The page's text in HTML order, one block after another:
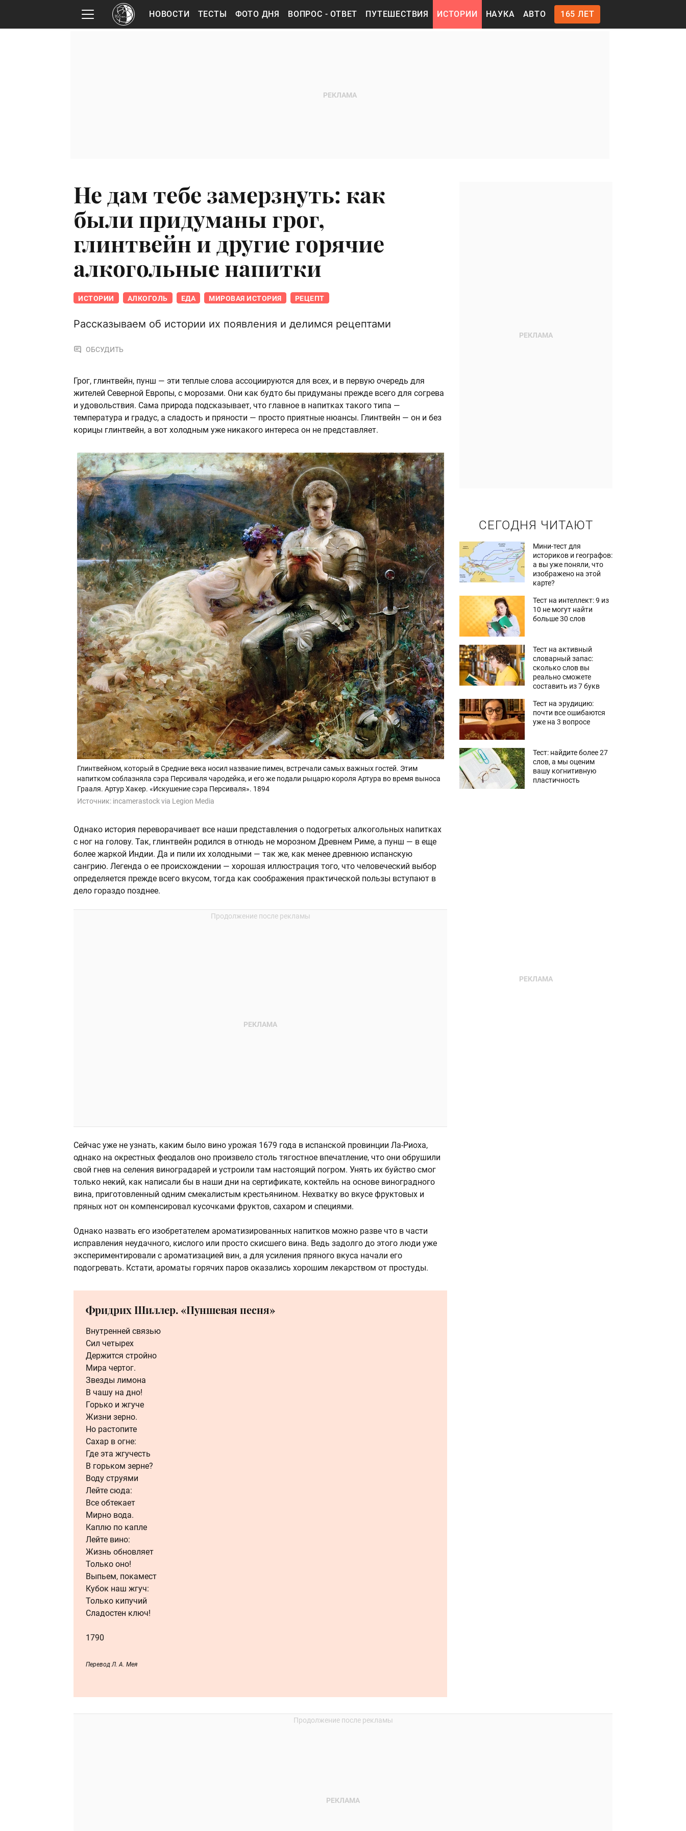
НОВОСТИ ТЕСТЫ ФОТО ДНЯ ВОПРОС - ОТВЕТ ПУТЕШЕСТВИЯ ИСТОРИИ НАУКА АВТО 165 ЛЕТ
Не дам тебе замерзнуть: как
были придуманы грог,
глинтвейн и другие горячие
алкогольные напитки
ИСТОРИИ АЛКОГОЛЬ ЕДА МИРОВАЯ ИСТОРИЯ РЕЦЕПТ
Рассказываем об истории их появления и делимся рецептами
ОБСУДИТЬ
Грог, глинтвейн, пунш — эти теплые слова ассоциируются для всех, и в первую очередь для
жителей Северной Европы, с морозами. Они как будто бы придуманы прежде всего для согрева
и удовольствия. Сама природа подсказывает, что главное в напитках такого типа —
температура и градус, а сладость и пряности — просто приятные нюансы. Глинтвейн — он и без
корицы глинтвейн, а вот холодным уже никакого интереса он не представляет.
Глинтвейном, который в Средние века носил название пимен, встречали самых важных гостей. Этим
напитком соблазняла сэра Персиваля чародейка, и его же подали рыцарю короля Артура во время выноса
Грааля. Артур Хакер. «Искушение сэра Персиваля». 1894
Источник: incamerastock via Legion Media
Однако история переворачивает все наши представления о подогретых алкогольных напитках
с ног на голову. Так, глинтвейн родился в отнюдь не морозном Древнем Риме, а пунш — в еще
более жаркой Индии. Да и пили их холодными — так же, как менее древнюю испанскую
сангрию. Легенда о ее происхождении — хорошая иллюстрация того, что человеческий выбор
определяется прежде всего вкусом, тогда как соображения практической пользы вступают в
дело гораздо позднее.
Сейчас уже не узнать, каким было вино урожая 1679 года в испанской провинции Ла-Риоха,
однако на окрестных феодалов оно произвело столь тягостное впечатление, что они обрушили
свой гнев на селения виноградарей и устроили там настоящий погром. Унять их буйство смог
только некий, как написали бы в наши дни на сертификате, коктейль на основе виноградного
вина, приготовленный одним смекалистым крестьянином. Нехватку во вкусе фруктовых и
пряных нот он компенсировал кусочками фруктов, сахаром и специями.
Однако назвать его изобретателем ароматизированных напитков можно разве что в части
исправления неудачного, кислого или просто скисшего вина. Ведь задолго до этого люди уже
экспериментировали с ароматизацией вин, а для усиления пряного вкуса начали его
подогревать. Кстати, ароматы горячих паров оказались хорошим лекарством от простуды.
Фридрих Шиллер. «Пуншевая песня»
Внутренней связью
Сил четырех
Держится стройно
Мира чертог.
Звезды лимона
В чашу на дно!
Горько и жгуче
Жизни зерно.
Но растопите
Сахар в огне:
Где эта жгучесть
В горьком зерне?
Воду струями
Лейте сюда:
Все обтекает
Мирно вода.
Каплю по капле
Лейте вино:
Жизнь обновляет
Только оно!
Выпьем, покамест
Кубок наш жгуч:
Только кипучий
Сладостен ключ!
1790
Перевод Л. А. Мея
СЕГОДНЯ ЧИТАЮТ
Мини-тест для
историков и географов:
а вы уже поняли, что
изображено на этой
карте?
Тест на интеллект: 9 из
10 не могут найти
больше 30 слов
Тест на активный
словарный запас:
сколько слов вы
реально сможете
составить из 7 букв
Тест на эрудицию:
почти все ошибаются
уже на 3 вопросе
Тест: найдите более 27
слов, а мы оценим
вашу когнитивную
пластичность